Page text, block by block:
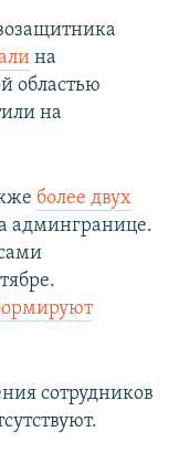
на
областью
на
более двух
админгранице.
сотрудников